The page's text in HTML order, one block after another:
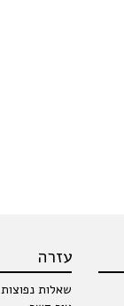
עזרה
שאלות נפוצות